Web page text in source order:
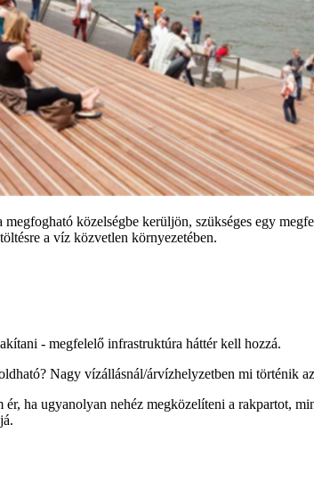
közelségbe kerüljön, szükséges egy
a víz közvetlen környezetében.
- megfelelő infrastruktúra háttér kell hozzá.
Nagy vízállásnál/árvízhelyzetben mi történik
ér, ha ugyanolyan nehéz megközelíteni a rakpartot,